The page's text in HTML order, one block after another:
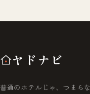
ヤドナビ
普通のホテルじゃ、つまらな